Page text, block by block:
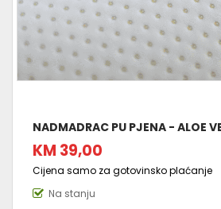
NADMADRAC PU PJENA - ALOE
KM 39,00
Cijena samo za gotovinsko plaćanje
Na stanju